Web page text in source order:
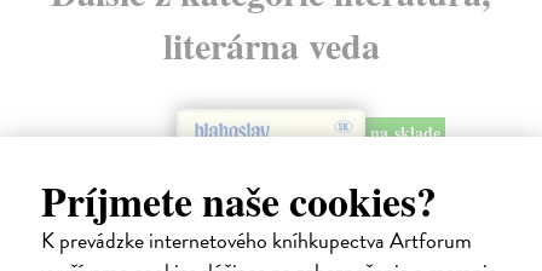
Príjmete naše cookies?
K prevádzke internetového kníhkupectva Artforum
literárna veda
na sklade